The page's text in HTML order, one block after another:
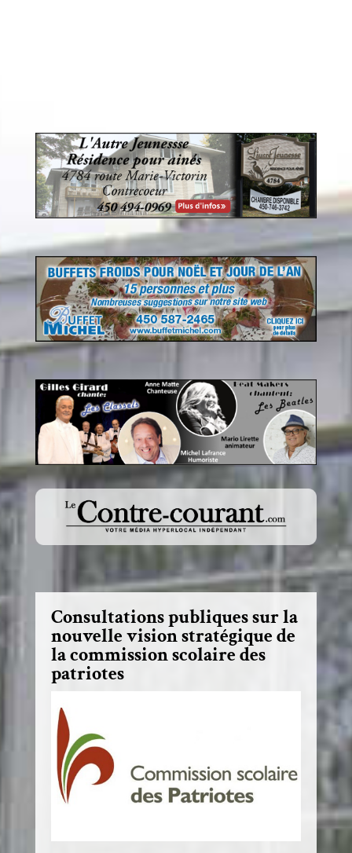
Consultations publiques sur la
nouvelle vision stratégique de
la commission scolaire des
patriotes